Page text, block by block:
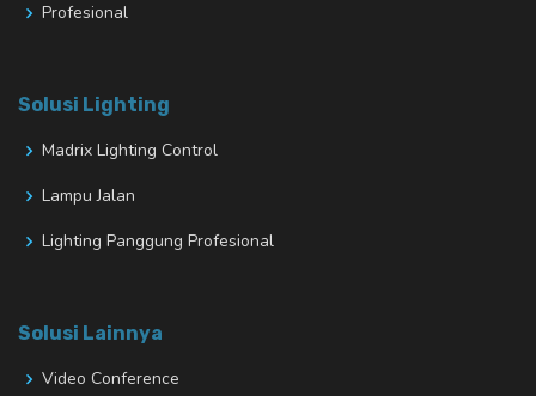
Profesional
Solusi Lighting
Madrix Lighting Control
Lampu Jalan
Lighting Panggung Profesional
Solusi Lainnya
Video Conference